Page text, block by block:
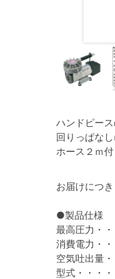
ハンドピー
回りっぱな
ホース２ｍ付
お届けにつ
●製品仕様
最高圧力・
消費電力・
空気吐出量
型式・・・